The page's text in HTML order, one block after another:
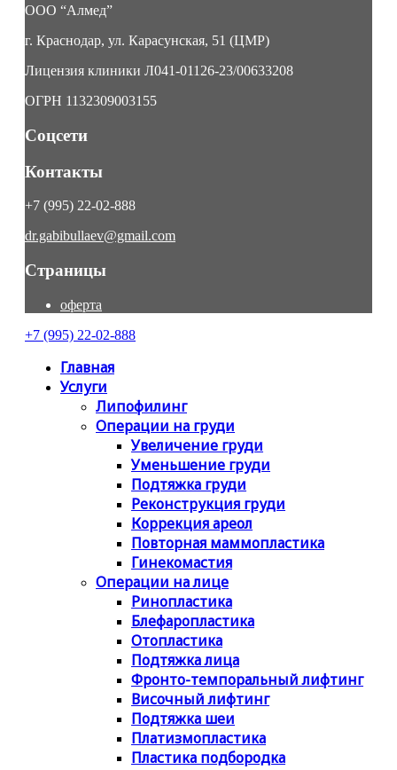
ООО “Алмед”
г. Краснодар, ул. Карасунская, 51 (ЦМР)
Лицензия клиники Л041-01126-23/00633208
ОГРН 1132309003155
Соцсети
Контакты
+7 (995) 22-02-888
dr.gabibullaev@gmail.com
Страницы
оферта
+7 (995) 22-02-888
Главная
Услуги
Липофилинг
Операции на груди
Увеличение груди
Уменьшение груди
Подтяжка груди
Реконструкция груди
Коррекция ареол
Повторная маммопластика
Гинекомастия
Операции на лице
Ринопластика
Блефаропластика
Отопластика
Подтяжка лица
Фронто-темпоральный лифтинг
Височный лифтинг
Подтяжка шеи
Платизмопластика
Пластика подбородка